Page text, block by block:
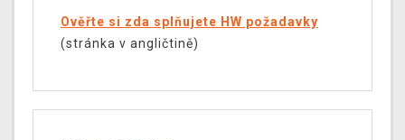
Ověřte si zda splňujete HW požadavky
(stránka v angličtině)